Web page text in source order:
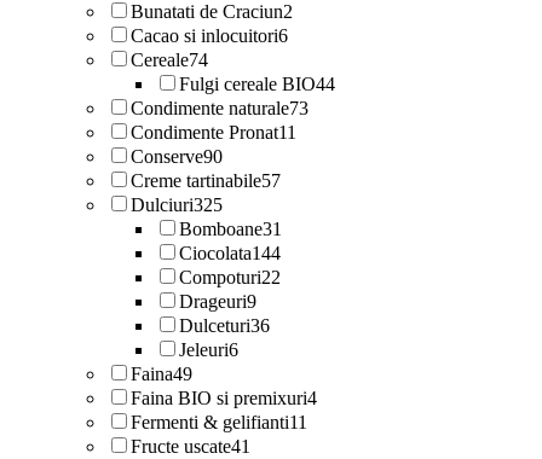
Bunatati de Craciun2
Cacao si inlocuitori6
Cereale74
Fulgi cereale BIO44
Condimente naturale73
Condimente Pronat11
Conserve90
Creme tartinabile57
Dulciuri325
Bomboane31
Ciocolata144
Compoturi22
Drageuri9
Dulceturi36
Jeleuri6
Faina49
Faina BIO si premixuri4
Fermenti & gelifianti11
Fructe uscate41